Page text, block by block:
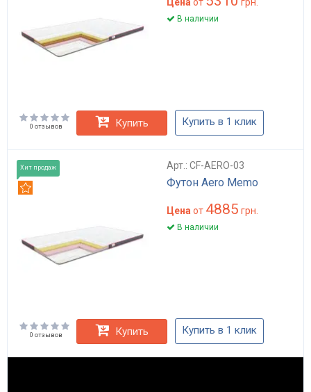
В наличии
0 отзывов Купить Купить в 1 клик
Хит продаж Арт.: CF-AERO-03
Футон Aero Memo
Цена от 4885 грн.
В наличии
0 отзывов Купить Купить в 1 клик